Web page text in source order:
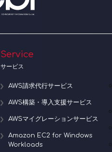
Service
サービス
AWS請求代行サービス
AWS構築・導入支援サービス
AWSマイグレーションサービス
Amazon EC2 for Windows
Workloads